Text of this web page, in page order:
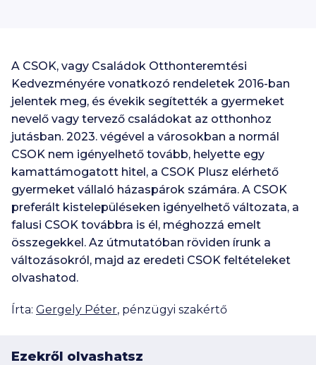
A CSOK, vagy Családok Otthonteremtési
Kedvezményére vonatkozó rendeletek 2016-ban
jelentek meg, és évekik segítették a gyermeket
nevelő vagy tervező családokat az otthonhoz
jutásban. 2023. végével a városokban a normál
CSOK nem igényelhető tovább, helyette egy
kamattámogatott hitel, a CSOK Plusz elérhető
gyermeket vállaló házaspárok számára. A CSOK
preferált kistelepüléseken igényelhető változata, a
falusi CSOK továbbra is él, méghozzá emelt
összegekkel. Az útmutatóban röviden írunk a
változásokról, majd az eredeti CSOK feltételeket
olvashatod.
Írta: Gergely Péter, pénzügyi szakértő
Ezekről olvashatsz